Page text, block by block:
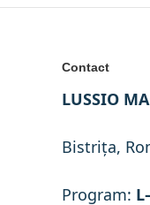
Contact
LUSSIO
Bistrița,
Program: